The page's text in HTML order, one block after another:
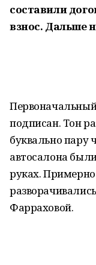
составили
взнос. Дальше
Первоначальный
подписан. Тон
буквально пару
автосалона
руках.
Фарраховой.